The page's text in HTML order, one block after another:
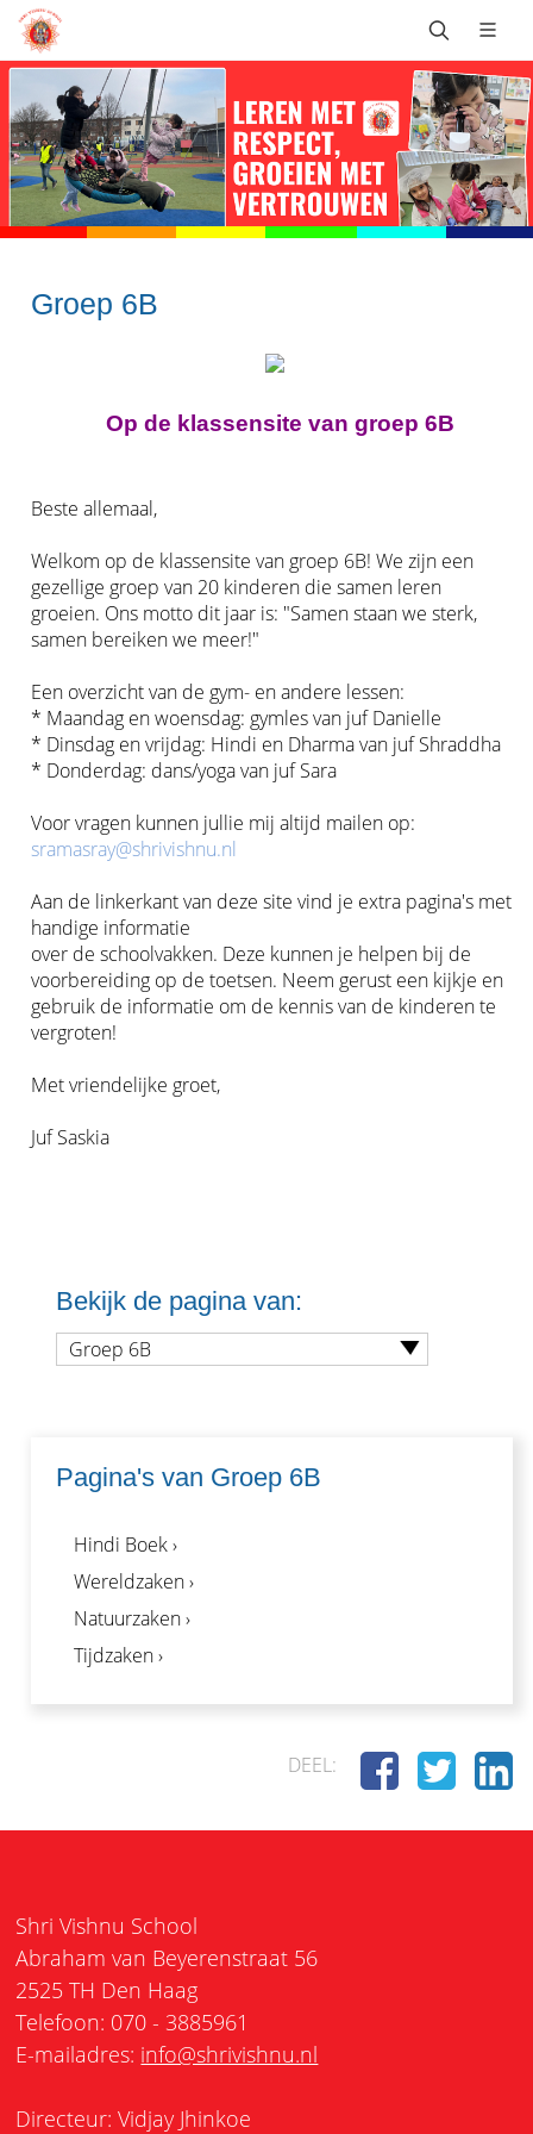
Groep 6B
Op de klassensite van groep 6B
Beste allemaal,
Welkom op de klassensite van groep 6B! We zijn een
gezellige groep van 20 kinderen die samen leren
groeien. Ons motto dit jaar is: "Samen staan we sterk,
samen bereiken we meer!"
Een overzicht van de gym- en andere lessen:
* Maandag en woensdag: gymles van juf Danielle
* Dinsdag en vrijdag: Hindi en Dharma van juf Shraddha
* Donderdag: dans/yoga van juf Sara
Voor vragen kunnen jullie mij altijd mailen op:
sramasray@shrivishnu.nl
Aan de linkerkant van deze site vind je extra pagina's met
handige informatie
over de schoolvakken. Deze kunnen je helpen bij de
voorbereiding op de toetsen. Neem gerust een kijkje en
gebruik de informatie om de kennis van de kinderen te
vergroten!
Met vriendelijke groet,
Juf Saskia
Bekijk de pagina van:
Groep 6B
Pagina's van Groep 6B
Hindi Boek ›
Wereldzaken ›
Natuurzaken ›
Tijdzaken ›
DEEL:
Shri Vishnu School
Abraham van Beyerenstraat 56
2525 TH Den Haag
Telefoon: 070 - 3885961
E-mailadres: info@shrivishnu.nl
Directeur: Vidjay Jhinkoe